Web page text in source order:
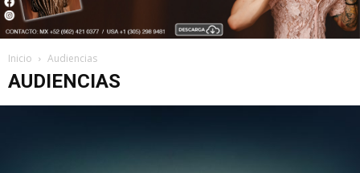
Inicio Audiencias
AUDIENCIAS